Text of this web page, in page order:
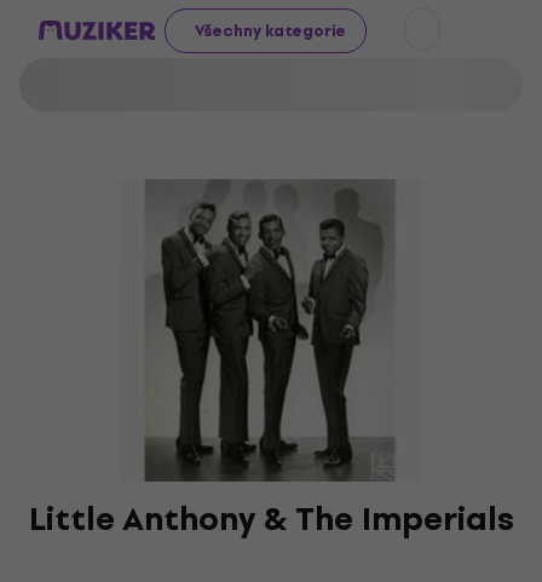
Všechny kategorie
Little Anthony & The Imperials